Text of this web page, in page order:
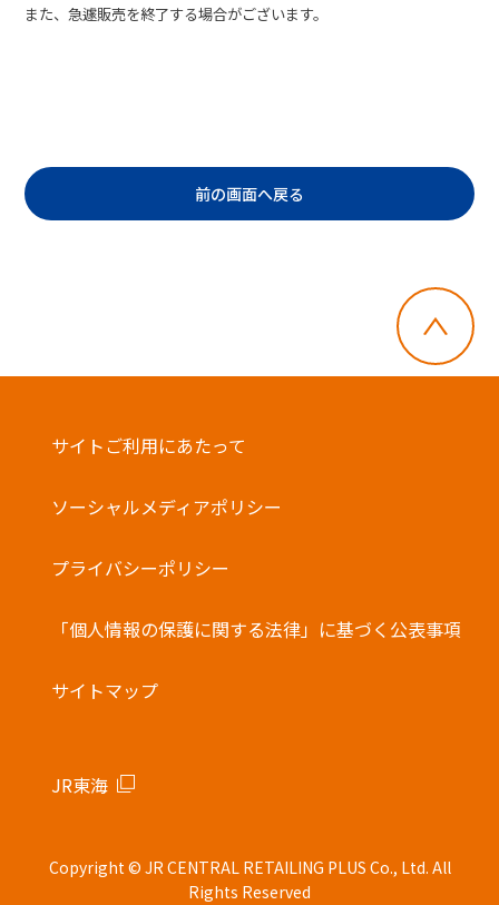
また、急遽販売を終了する場合がございます。
前の画面へ戻る
サイトご利用にあたって
ソーシャルメディアポリシー
プライバシーポリシー
「個人情報の保護に関する法律」に基づく公表事項
サイトマップ
JR東海
Copyright © JR CENTRAL RETAILING PLUS Co., Ltd. All
Rights Reserved